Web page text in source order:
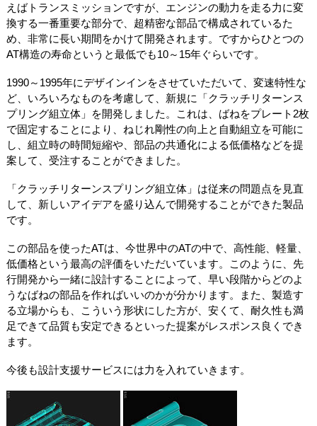
えばトランスミッションですが、エンジンの動力を走る力に変
換する一番重要な部分で、超精密な部品で構成されているた
め、非常に長い期間をかけて開発されます。ですからひとつの
AT構造の寿命というと最低でも10～15年ぐらいです。
1990～1995年にデザインインをさせていただいて、変速特性な
ど、いろいろなものを考慮して、新規に「クラッチリターンス
プリング組立体」を開発しました。これは、ばねをプレート2枚
で固定することにより、ねじれ剛性の向上と自動組立を可能に
し、組立時の時間短縮や、部品の共通化による低価格などを提
案して、受注することができました。
「クラッチリターンスプリング組立体」は従来の問題点を見直
して、新しいアイデアを盛り込んで開発することができた製品
です。
この部品を使ったATは、今世界中のATの中で、高性能、軽量、
低価格という最高の評価をいただいています。このように、先
行開発から一緒に設計することによって、早い段階からどのよ
うなばねの部品を作ればいいのかが分かります。また、製造す
る立場からも、こういう形状にした方が、安くて、耐久性も満
足できて品質も安定できるといった提案がレスポンス良くでき
ます。
今後も設計支援サービスには力を入れていきます。